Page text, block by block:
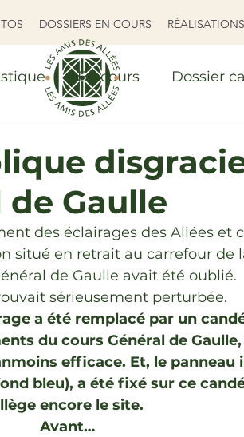
DOSSIERS EN COURS RÉALISATIONS
En cours Dossier
de Gaulle
des éclairages des Allées et
situé en retrait au carrefour de
de Gaulle avait été oublié.
sérieusement perturbée.
a été remplacé par un
du cours Général de
efficace. Et, le panneau
bleu), a été fixé sur ce
encore le site.
Avant…